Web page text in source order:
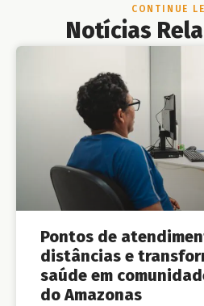
CONTINUE
Notícias
Pontos de
distâncias e
saúde em
do Amazonas